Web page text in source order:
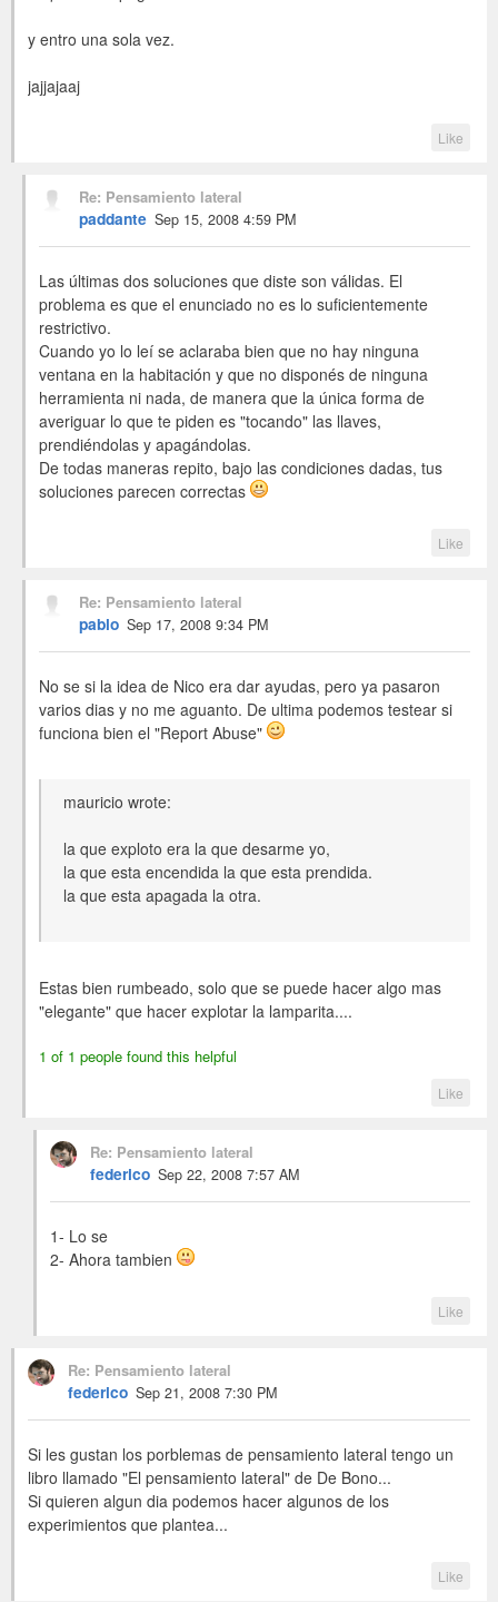
y entro una sola vez.
jajjajaaj
Like
Re: Pensamiento lateral
paddante Sep 15, 2008 4:59 PM
Las últimas dos soluciones que diste son válidas. El
problema es que el enunciado no es lo suficientemente
restrictivo.
Cuando yo lo leí se aclaraba bien que no hay ninguna
ventana en la habitación y que no disponés de ninguna
herramienta ni nada, de manera que la única forma de
averiguar lo que te piden es "tocando" las llaves,
prendiéndolas y apagándolas.
De todas maneras repito, bajo las condiciones dadas, tus
soluciones parecen correctas
Like
Re: Pensamiento lateral
pablo Sep 17, 2008 9:34 PM
No se si la idea de Nico era dar ayudas, pero ya pasaron
varios dias y no me aguanto. De ultima podemos testear si
funciona bien el "Report Abuse"
mauricio wrote:
la que exploto era la que desarme yo,
la que esta encendida la que esta prendida.
la que esta apagada la otra.
Estas bien rumbeado, solo que se puede hacer algo mas
"elegante" que hacer explotar la lamparita....
1 of 1 people found this helpful
Like
Re: Pensamiento lateral
federico Sep 22, 2008 7:57 AM
1- Lo se
2- Ahora tambien
Like
Re: Pensamiento lateral
federico Sep 21, 2008 7:30 PM
Si les gustan los porblemas de pensamiento lateral tengo un
libro llamado "El pensamiento lateral" de De Bono...
Si quieren algun dia podemos hacer algunos de los
experimientos que plantea...
Like